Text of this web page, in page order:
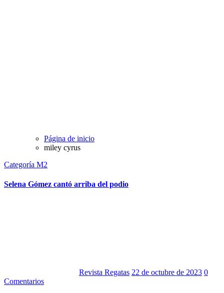
Página de inicio
miley cyrus
Categoría M2
Selena Gómez cantó arriba del podio
Revista Regatas 22 de octubre de 2023 0
Comentarios